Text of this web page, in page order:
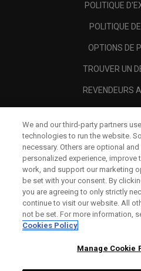
POLITIQUE
POLITIQUE
OPTIONS DE
TROUVER UN
REVENDEURS
A
MENTIONS
We and our third-party partners
technologies to run the website.
necessary. Others are optional
personalized experience, improve
work, and support our marketing
be set with your consent. By
you are agreeing to only strictly
continue to visit our website. All
not be set. For more information,
Cookies Policy
Manage Cookie